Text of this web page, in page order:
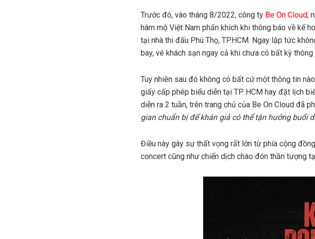
Trước đó, vào tháng 8/2022, công ty Be On Cloud,
hâm mộ Việt Nam phấn khích khi thông báo về kế
tại nhà thi đấu Phú Thọ, TP.HCM. Ngay lập tức
bay, vé khách sạn ngay cả khi chưa có bất kỳ
Tuy nhiên sau đó không có bất cứ một thông tin
giấy cấp phép biểu diễn tại TP. HCM hay đặt lịch
diễn ra 2 tuần, trên trang chủ của Be On Cloud đã
gian chuẩn bị để khán giả có thể tận hưởng buổi
Điều này gây sự thất vọng rất lớn từ phía cộng
concert cũng như chiến dịch chào đón thần tượng